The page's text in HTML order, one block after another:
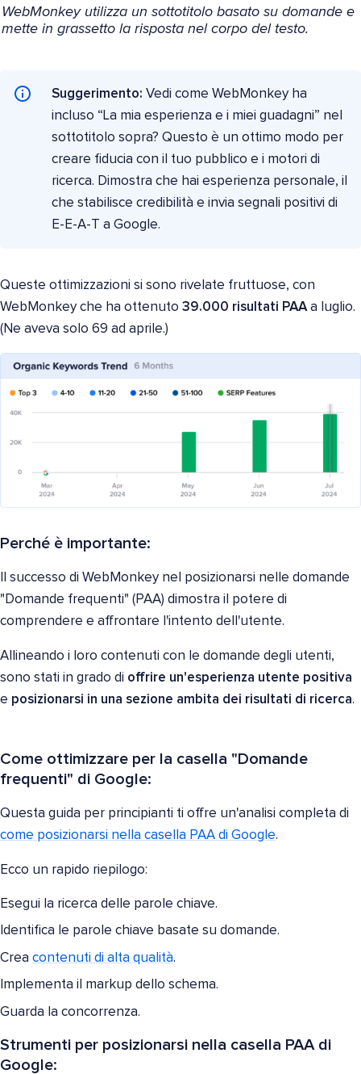
WebMonkey utilizza un sottotitolo basato su domande e
mette in grassetto la risposta nel corpo del testo.
Suggerimento: Vedi come WebMonkey ha
incluso “La mia esperienza e i miei guadagni” nel
sottotitolo sopra? Questo è un ottimo modo per
creare fiducia con il tuo pubblico e i motori di
ricerca. Dimostra che hai esperienza personale, il
che stabilisce credibilità e invia segnali positivi di
E-E-A-T a Google.
Queste ottimizzazioni si sono rivelate fruttuose, con
WebMonkey che ha ottenuto 39.000 risultati PAAa luglio.
(Ne aveva solo 69 ad aprile.)
Perché è importante:
Il successo di WebMonkey nel posizionarsi nelle domande
"Domande frequenti" (PAA) dimostra il potere di
comprendere e affrontare l'intento dell'utente.
Allineando i loro contenuti con le domande degli utenti,
sono stati in grado di offrire un'esperienza utente positiva
e posizionarsi in una sezione ambita dei risultati di ricerca.
Come ottimizzare per la casella "Domande
frequenti" di Google:
Questa guida per principianti ti offre un'analisi completa di
come posizionarsi nella casella PAA di Google.
Ecco un rapido riepilogo:
Esegui la ricerca delle parole chiave.
Identifica le parole chiave basate su domande.
Crea contenuti di alta qualità.
Implementa il markup dello schema.
Guarda la concorrenza.
Strumenti per posizionarsi nella casella PAA di
Google: